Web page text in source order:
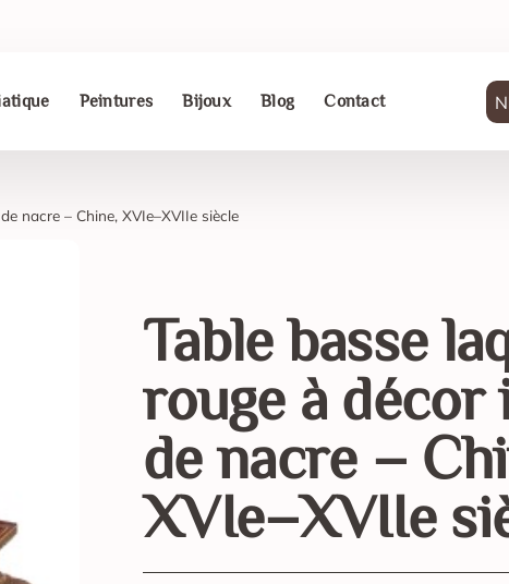
Peintures Bijoux Blog Contact
nacre – Chine, XVIe–XVIIe siècle
Table basse
rouge à décor
de nacre –
XVIe–XVIIe